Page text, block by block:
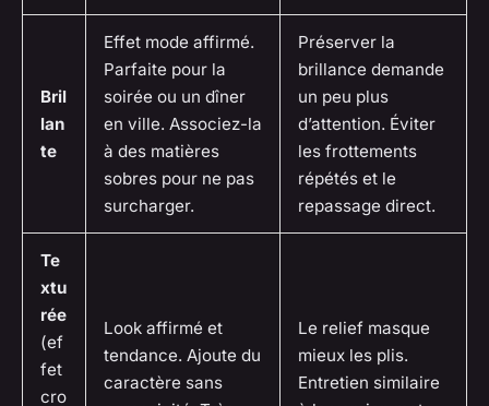
Bril
lan
te
Effet mode affirmé.
Parfaite pour la
soirée ou un dîner
en ville. Associez-la
à des matières
sobres pour ne pas
surcharger.
Préserver la
brillance demande
un peu plus
d’attention. Éviter
les frottements
répétés et le
repassage direct.
Te
xtu
rée
(ef
fet
cro
Look affirmé et
tendance. Ajoute du
caractère sans
Le relief masque
mieux les plis.
Entretien similaire